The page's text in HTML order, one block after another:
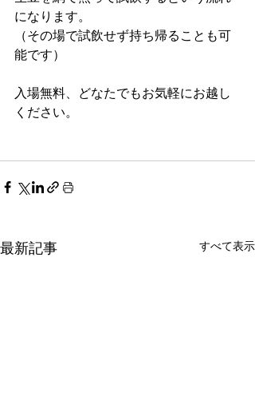
になります。
（その場で試飲せず持ち帰ることも可
能です）
入場無料、どなたでもお気軽にお越し
ください。
最新記事 すべて表示